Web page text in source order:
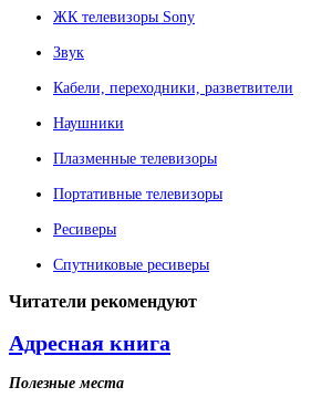
ЖК телевизоры Sony
Звук
Кабели, переходники, разветвители
Наушники
Плазменные телевизоры
Портативные телевизоры
Ресиверы
Спутниковые ресиверы
Читатели рекомендуют
Адресная книга
Полезные места